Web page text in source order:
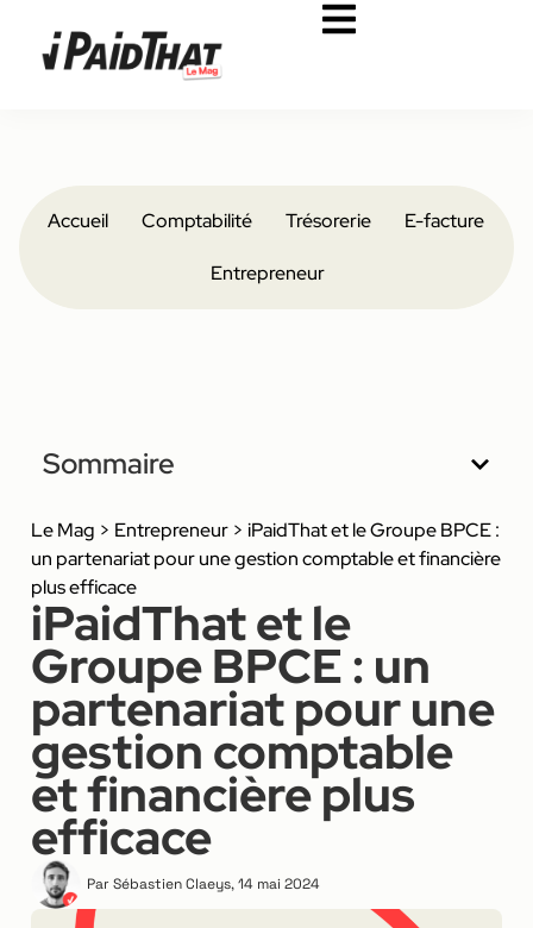
Accueil Comptabilité Trésorerie E-facture
Entrepreneur
Sommaire
Le Mag > Entrepreneur > iPaidThat et le Groupe BPCE :
un partenariat pour une gestion comptable et financière
plus efficace
iPaidThat et le
Groupe BPCE : un
partenariat pour une
gestion comptable
et financière plus
efficace
Par Sébastien Claeys,14 mai 2024